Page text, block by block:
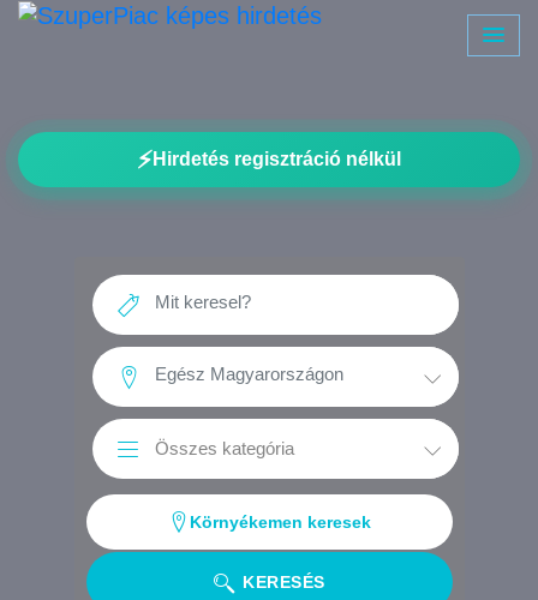
⚡Hirdetés regisztráció nélkül
KERESÉS
Környékemen keresek